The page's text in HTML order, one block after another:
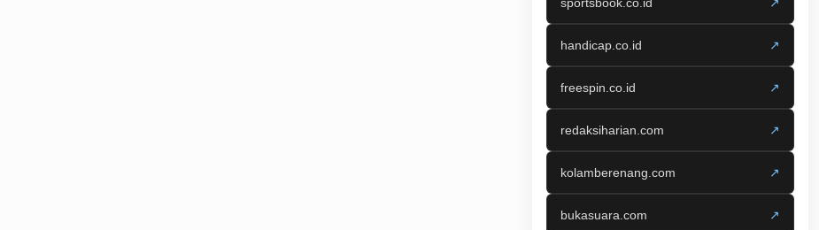
handicap.co.id ↗
freespin.co.id ↗
redaksiharian.com ↗
kolamberenang.com ↗
bukasuara.com ↗